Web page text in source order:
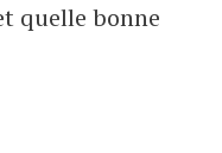
quelle bonne